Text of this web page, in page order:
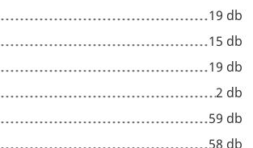
19 db
15 db
19 db
2 db
59 db
58 db